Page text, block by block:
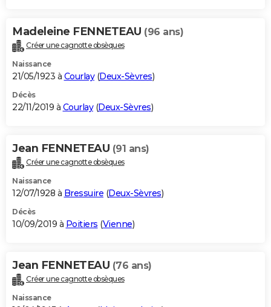
Madeleine FENNETEAU (96 ans)
Créer une cagnotte obsèques
Naissance
21/05/1923 à Courlay(Deux-Sèvres)
Décès
22/11/2019 à Courlay(Deux-Sèvres)
Jean FENNETEAU (91 ans)
Créer une cagnotte obsèques
Naissance
12/07/1928 à Bressuire (Deux-Sèvres)
Décès
10/09/2019 à Poitiers (Vienne)
Jean FENNETEAU (76 ans)
Créer une cagnotte obsèques
Naissance